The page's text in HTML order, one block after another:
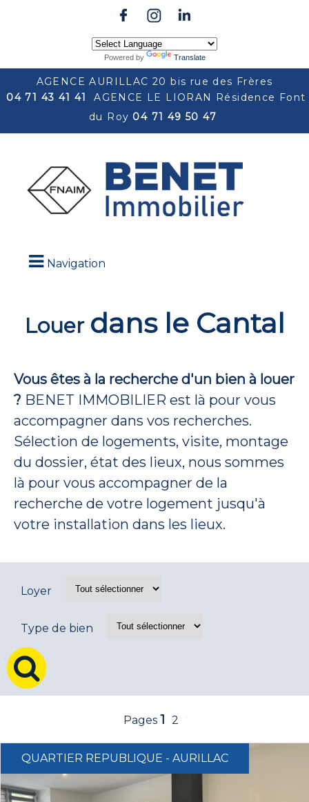
Powered by Translate
AGENCE AURILLAC 20 bis rue des Frères
04 71 43 41 41
AGENCE LE LIORAN Résidence Font
du Roy 04 71 49 50 47
Navigation
Louer dans le Cantal
Vous êtes à la recherche d'un bien à louer
? BENET IMMOBILIER est là pour vous
accompagner dans vos recherches.
Sélection de logements, visite, montage
du dossier, état des lieux, nous sommes
là pour vous accompagner de la
recherche de votre logement jusqu'à
votre installation dans les lieux.
Loyer
Type de bien
1 2
QUARTIER REPUBLIQUE - AURILLAC